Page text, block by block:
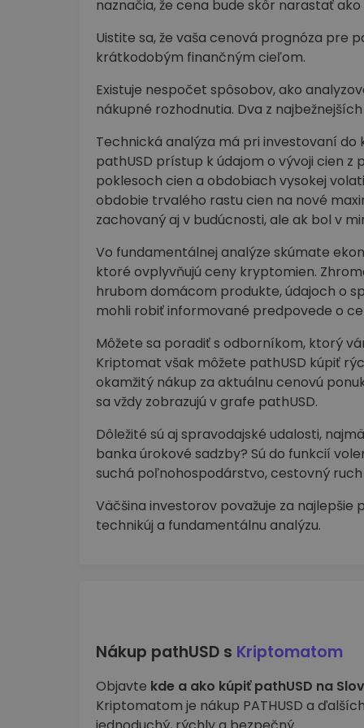
naznačia, že cena bude skôr narastať ako
Uistite sa, že vaša cenová prognóza pre
krátkodobým finančným cieľom.
Existuje nespočet spôsobov, ako
nákupné rozhodnutia. Dva z
Technická analýza má pri investovaní
pathUSD prístup k údajom o vývoji cien
poklesoch cien a obdobiach vysokej
obdobie trvalého rastu cien na nové
zachovaný aj v budúcnosti, ale ak bol v
Vo fundamentálnej analýze skúmate
ktoré ovplyvňujú ceny kryptomien.
hrubom domácom produkte, údajoch o
mohli robiť informované predpovede o
Môžete sa poradiť s odborníkom, ktorý
Kriptomat však môžete pathUSD kúpiť
okamžitý nákup za aktuálnu cenovú
sa vždy zobrazujú v grafe pathUSD.
Dôležité sú aj spravodajské udalosti,
banka úrokové sadzby? Sú do funkcií
suchá poľnohospodárstvo, cestovný ruch
Väčšina investorov považuje za najlepšie
technikúj a fundamentálnu analýzu.
Nákup pathUSD s Kriptomatom
Objavte kde a ako kúpiť pathUSD na
Kriptomatom je nákup PATHUSD a